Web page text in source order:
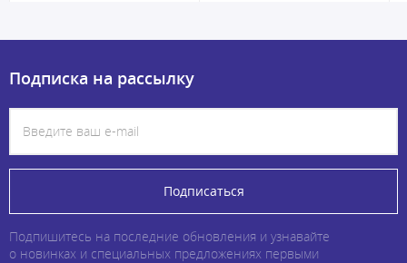
Подписка на рассылку
Подписаться
Подпишитесь на последние обновления и узнавайте
о новинках и специальных предложениях первыми